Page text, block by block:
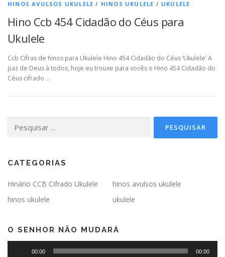
HINOS AVULSOS UKULELE / HINOS UKULELE / UKULELE
Hino Ccb 454 Cidadão do Céus para
Ukulele
Ccb Cifras de hinos para Ukulele Hino 454 Cidadão do Céus ‘Ukulele’ A
paz de Deus à todos, hoje eu trouxe para vocês o Hino 454 Cidadão do
Céus cifrado …
por:
CATEGORIAS
Hinário CCB Cifrado Ukulele
hinos avulsos ukulele
hinos ukulele
ukulele
O SENHOR NÃO MUDARÁ
00:00 00:00